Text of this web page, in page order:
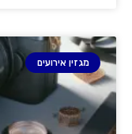
מגזין אירועים